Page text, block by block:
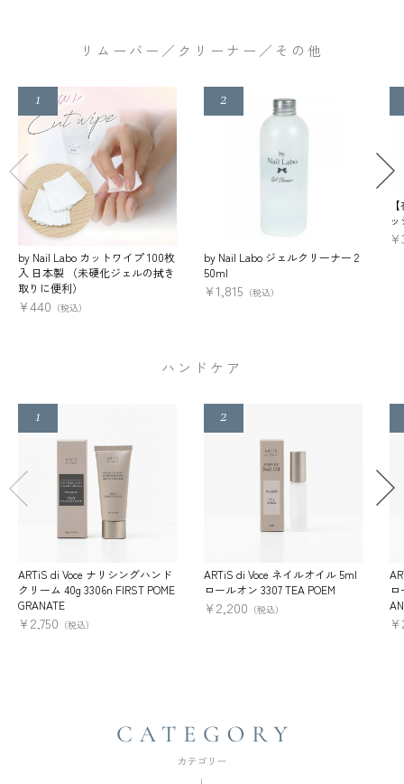
リムーバー／クリーナー／その他
by Nail Labo カットワイプ 100枚
入 日本製 （未硬化ジェルの拭き
取りに便利）
¥440 （税込）
by Nail Labo ジェルクリーナー 2
50ml
¥1,815 （税込）
¥
ハンドケア
ARTiS di Voce ナリシングハンド
クリーム 40g 3306n FIRST POME
GRANATE
¥2,750 （税込）
ARTiS di Voce ネイルオイル 5ml
ロールオン 3307 TEA POEM
¥2,200 （税込）
¥